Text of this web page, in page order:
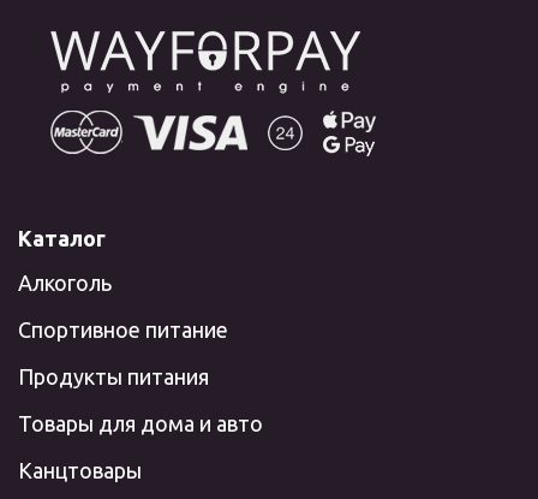
Каталог
Алкоголь
Спортивное питание
Продукты питания
Товары для дома и авто
Канцтовары